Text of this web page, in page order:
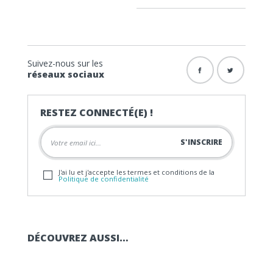
Suivez-nous sur les
réseaux sociaux
RESTEZ CONNECTÉ(E) !
J'ai lu et j'accepte les termes et conditions de la
Politique de confidentialité
DÉCOUVREZ AUSSI…